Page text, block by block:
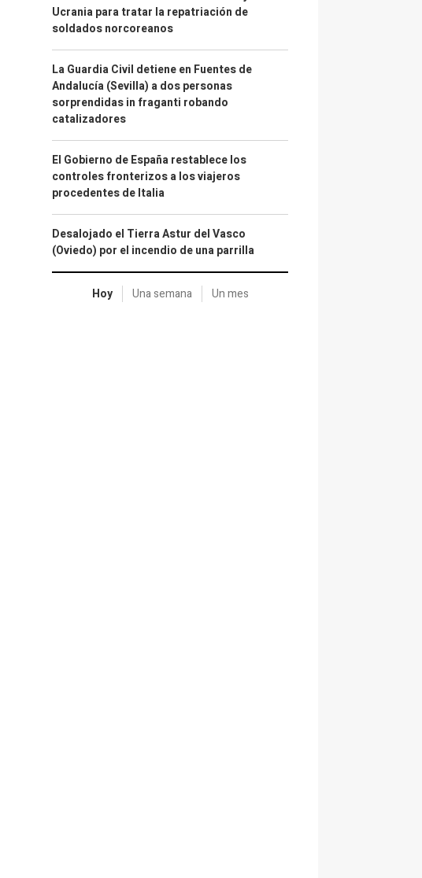
Ucrania para tratar la repatriación de
soldados norcoreanos
La Guardia Civil detiene en Fuentes de
Andalucía (Sevilla) a dos personas
sorprendidas in fraganti robando
catalizadores
El Gobierno de España restablece los
controles fronterizos a los viajeros
procedentes de Italia
Desalojado el Tierra Astur del Vasco
(Oviedo) por el incendio de una parrilla
Hoy Una semana Un mes